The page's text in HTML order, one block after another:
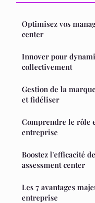
Optimisez vos
center
Innover pour
collectivement
Gestion de la
et fidéliser
Comprendre le rôle
entreprise
Boostez l'efficacité
assessment center
Les 7 avantages
entreprise